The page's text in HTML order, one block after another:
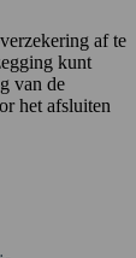
af te
kunt
van de
het afsluiten